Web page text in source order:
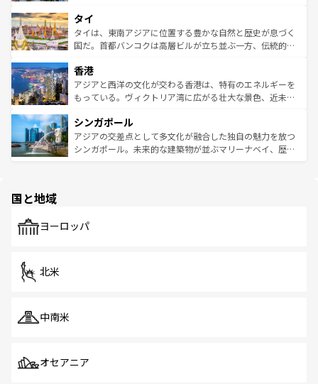
リティに包まれながら、韓国の多彩な魅力を心ゆくまで味
わってみてほしい。 なお、新着の韓国情報はコンテンツ一
覧を参照してほしい。
急速な発展と共に伝統が息づく。ハノイの古い町並みやホ
ーチミン市のフランス統治時代の建物も、独特の雰囲気を
醸し出している。また、バラエティの豊かさとおいしさで
とつ。フォーやバインミー、ベトナムコーヒーなどは、ぜ
ひ現地で味わいたい。どの地域を訪れてもあたたかい人々
が旅行者を迎えてくれるので、きっと忘れられない旅にな
参照してほしい。
タイ
タイは、東南アジアに位置する豊かな自然と歴史が息づく
国だ。首都バンコクは高層ビルが立ち並ぶ一方、伝統的な
の活気が交差している。北部ではチェンマイなどの山岳地
帯で自然と触れ合い、南部ではプーケットやクラビの美し
いビーチでリゾート気分を楽しむことができる。タイ料理
激する。気候は一年中温暖で、どの季節にも異なる楽しみ
が待っている。親しみやすいタイの人々、仏教を中心とし
た文化、そして多様な観光資源が、訪れる旅人を魅了し続
香港
アジアと西洋の文化が交わる香港は、特有のエネルギーを
もっている。ヴィクトリア湾に広がる壮大な景色、近未来
み、どこを訪れても感動するはず。観光スポットが密集し
ており、効率よく見どころを回れるのも魅力。息をのむよ
うな絶景から文化的な体験まで、香港を存分に楽しみ尽く
シンガポール
アジアの交差点として多文化が融合した独自の魅力を放つ
シンガポール。未来的な建築物が並ぶマリーナベイ、歴史
で、ホーカーズは地元の風情を楽しめる外せないスポット
国と地域
ヨーロッパ
北米
中南米
オセアニア